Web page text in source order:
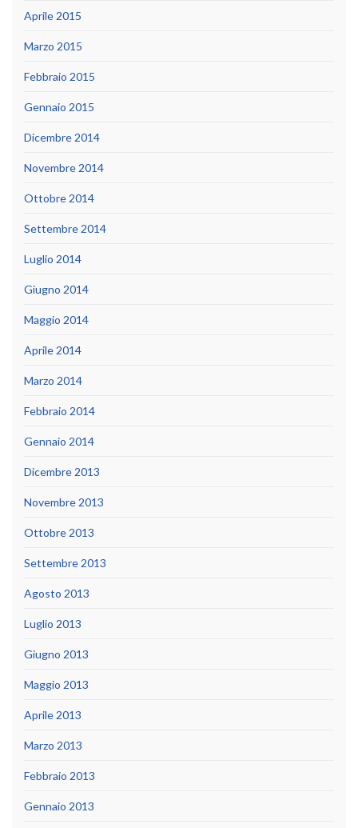
Aprile 2015
Marzo 2015
Febbraio 2015
Gennaio 2015
Dicembre 2014
Novembre 2014
Ottobre 2014
Settembre 2014
Luglio 2014
Giugno 2014
Maggio 2014
Aprile 2014
Marzo 2014
Febbraio 2014
Gennaio 2014
Dicembre 2013
Novembre 2013
Ottobre 2013
Settembre 2013
Agosto 2013
Luglio 2013
Giugno 2013
Maggio 2013
Aprile 2013
Marzo 2013
Febbraio 2013
Gennaio 2013